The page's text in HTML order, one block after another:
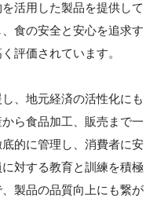
活用した製品を提供して
食の安全と安心を追求す
評価されています。
、地元経済の活性化にも
ら食品加工、販売まで一
的に管理し、消費者に安
対する教育と訓練を積極
製品の品質向上にも繋が